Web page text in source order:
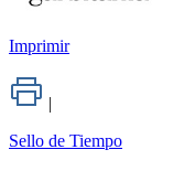
Imprimir
|
Sello de Tiempo